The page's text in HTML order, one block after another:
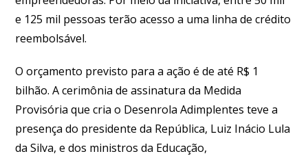
e 125 mil pessoas terão acesso a uma linha de crédito
reembolsável.
O orçamento previsto para a ação é de até R$ 1
bilhão. A cerimônia de assinatura da Medida
Provisória que cria o Desenrola Adimplentes teve a
presença do presidente da República, Luiz Inácio Lula
da Silva, e dos ministros da Educação,